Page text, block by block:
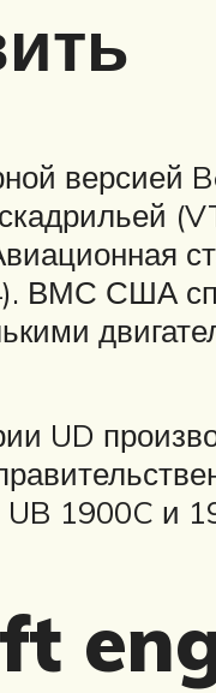
версией
ВМС США
UD
UB 1900C и